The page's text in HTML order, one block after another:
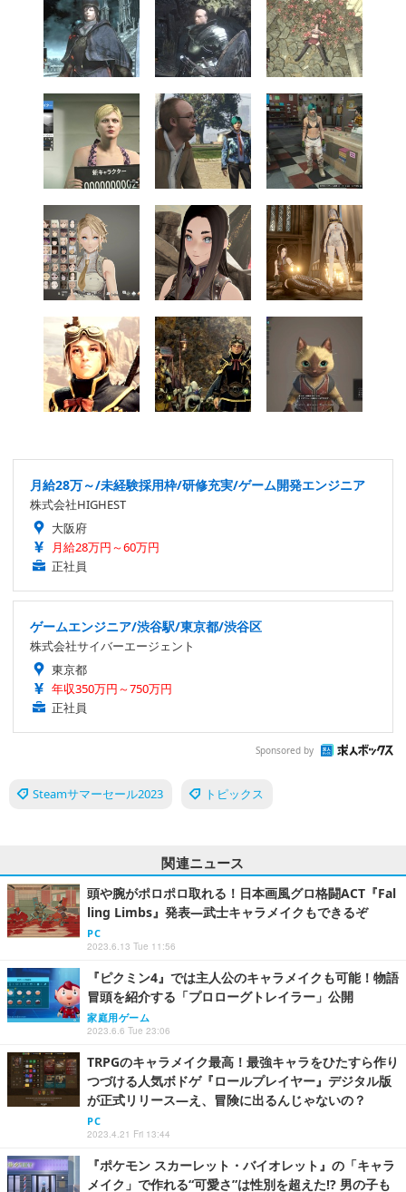
月給28万～/未経験採用枠/研修充実/ゲーム開発エンジニア
株式会社HIGHEST
大阪府
月給28万円～60万円
正社員
ゲームエンジニア/渋谷駅/東京都/渋谷区
株式会社サイバーエージェント
東京都
年収350万円～750万円
正社員
Sponsored by
Steamサマーセール2023 トピックス
関連ニュース
頭や腕がポロポロ取れる！日本画風グロ格闘ACT『Fal
ling Limbs』発表―武士キャラメイクもできるぞ
PC
2023.6.13 Tue 11:56
『ピクミン4』では主人公のキャラメイクも可能！物語
冒頭を紹介する「プロローグトレイラー」公開
家庭用ゲーム
2023.6.6 Tue 23:06
TRPGのキャラメイク最高！最強キャラをひたすら作り
つづける人気ボドゲ『ロールプレイヤー』デジタル版
が正式リリース―え、冒険に出るんじゃないの？
PC
2023.4.21 Fri 13:44
『ポケモン スカーレット・バイオレット』の「キャラ
メイク」で作れる“可愛さ”は性別を超えた!? 男の子も